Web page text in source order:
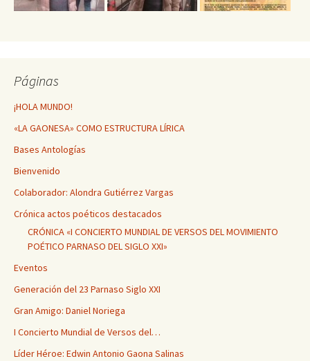
Páginas
¡HOLA MUNDO!
«LA GAONESA» COMO ESTRUCTURA LÍRICA
Bases Antologías
Bienvenido
Colaborador: Alondra Gutiérrez Vargas
Crónica actos poéticos destacados
CRÓNICA «I CONCIERTO MUNDIAL DE VERSOS DEL MOVIMIENTO
POÉTICO PARNASO DEL SIGLO XXI»
Eventos
Generación del 23 Parnaso Siglo XXI
Gran Amigo: Daniel Noriega
I Concierto Mundial de Versos del…
Líder Héroe: Edwin Antonio Gaona Salinas